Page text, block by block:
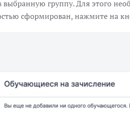
группу. Для этого
сформирован, нажмите на